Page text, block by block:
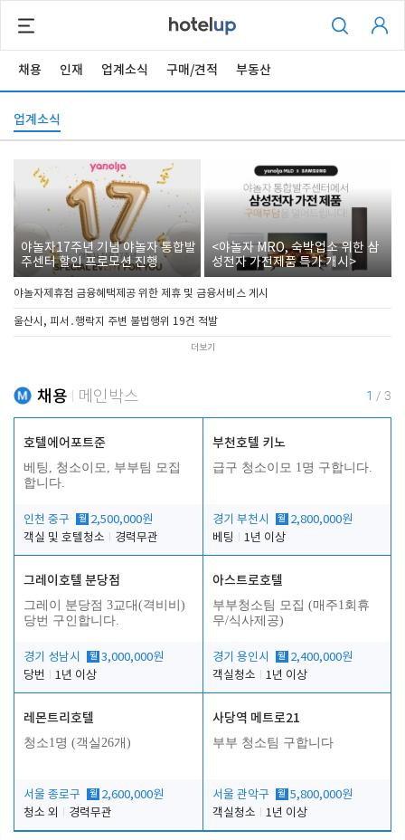
채용 인재 업계소식 구매/견적 부동산
업계소식
야놀자17주년 기념 야놀자 통합발
주센터 할인 프로모션 진행
<야놀자 MRO, 숙박업소 위한 삼
성전자 가전제품 특가 개시>
야놀자제휴점 금융혜택제공 위한 제휴 및 금융서비스 게시
울산시, 피서․행락지 주변 불법행위 19건 적발
더보기
채용 메인박스 1 / 3
호텔에어포트준
베팅, 청소이모, 부부팀 모집
합니다.
인천 중구 월 2,500,000원
객실 및 호텔청소
경력무관
부천호텔 키노
급구 청소이모 1명 구합니다.
경기 부천시 월 2,800,000원
베팅
1년 이상
그레이호텔 분당점
그레이 분당점 3교대(격비비)
당번 구인합니다.
경기 성남시 월 3,000,000원
당번
1년 이상
아스트로호텔
부부청소팀 모집 (매주1회휴
무/식사제공)
경기 용인시 월 2,400,000원
객실청소
1년 이상
레몬트리호텔
청소1명 (객실26개)
서울 종로구 월 2,600,000원
청소 외
경력무관
사당역 메트로21
부부 청소팀 구합니다
서울 관악구 월 5,800,000원
객실청소
1년 이상